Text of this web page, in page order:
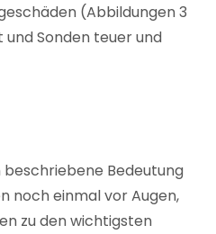
(Abbildungen 3
und Sonden teuer und
Bedeutung
noch einmal vor Augen,
zu den wichtigsten